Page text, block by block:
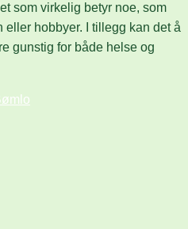
som virkelig betyr noe, som
hobbyer. I tillegg kan det å
gunstig for både helse og